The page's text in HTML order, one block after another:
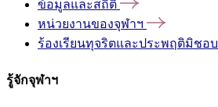
ข้อมูลและสถิติ
หน่วยงานของจุฬาฯ
ร้องเรียนทุจริตและประพฤติมิชอบ
รู้จักจุฬาฯ